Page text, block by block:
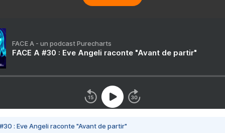
FACE A - un podcast Purecharts
FACE A #30 : Eve Angeli raconte "Avant de partir"
#30 : Eve Angeli raconte "Avant de partir"